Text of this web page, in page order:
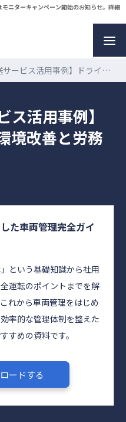
ターキャンペーン開始のお知らせ。詳細
事例】ドライバーの労働環境改善と労務管理の効率化
ス活用事例】
境改善と労務
た車両管理完全ガイ
」という基礎知識から社用
運転のポイントまでを解
れから車両管理をはじめ
率的な管理体制を整えた
すめの資料です。
ードする